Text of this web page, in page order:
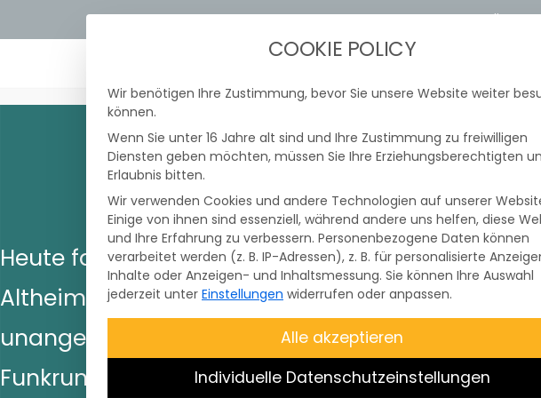
STROMTARIFRECHNER
STROM PHOTOVOLTAIK E-MOBILITÄT GEWERBE
Heute fanden im Netzgebiert der
Altheim Netz AGnochmalsgesetzlich
unangekündigte
Testschaltungender
Funkrundsteuerempfänger (FRE) statt. Davon
COOKIE POLICY
Wir benötigen Ihre Zustimmung, bevor Sie unsere Website weiter
können.
Wenn Sie unter 16 Jahre alt sind und Ihre Zustimmung zu freiwilligen
Diensten geben möchten, müssen Sie Ihre Erziehungsberechtigten
Erlaubnis bitten.
Wir verwenden Cookies und andere Technologien auf unserer
Einige von ihnen sind essenziell, während andere uns helfen, diese
und Ihre Erfahrung zu verbessern. Personenbezogene Daten können
verarbeitet werden (z. B. IP-Adressen), z. B. für personalisierte
Inhalte oder Anzeigen- und Inhaltsmessung. Sie können Ihre Auswahl
jederzeit unter Einstellungen widerrufen oder anpassen.
Alle akzeptieren
Individuelle Datenschutzeinstellungen